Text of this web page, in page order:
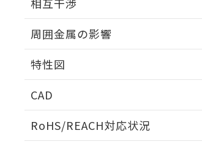
周囲金属の影響
特性図
CAD
RoHS/REACH対応状況